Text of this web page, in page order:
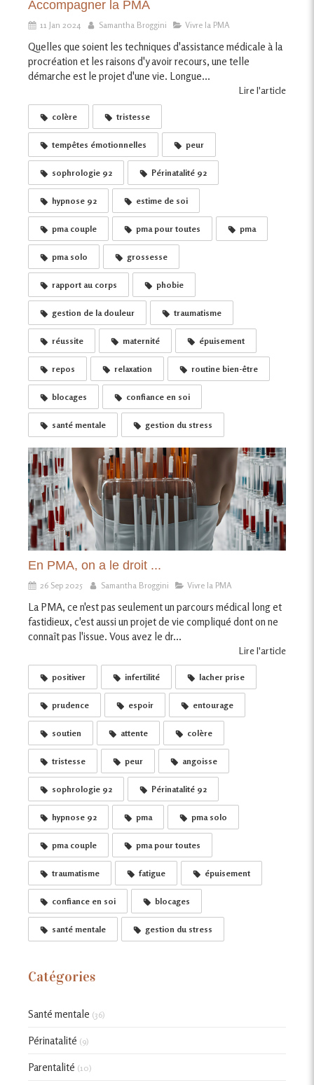
Accompagner la PMA
11 Jan 2024 Samantha Broggini Vivre la PMA
Quelles que soient les techniques d'assistance médicale à la
procréation et les raisons d'y avoir recours, une telle
démarche est le projet d'une vie. Longue...
Lire l'article
colère tristesse
tempêtes émotionnelles peur
sophrologie 92 Périnatalité 92
hypnose 92 estime de soi
pma couple pma pour toutes pma
pma solo grossesse
rapport au corps phobie
gestion de la douleur traumatisme
réussite maternité épuisement
repos relaxation routine bien-être
blocages confiance en soi
santé mentale gestion du stress
En PMA, on a le droit ...
26 Sep 2025 Samantha Broggini Vivre la PMA
La PMA, ce n'est pas seulement un parcours médical long et
fastidieux, c'est aussi un projet de vie compliqué dont on ne
connaît pas l'issue. Vous avez le dr...
Lire l'article
positiver infertilité lacher prise
prudence espoir entourage
soutien attente colère
tristesse peur angoisse
sophrologie 92 Périnatalité 92
hypnose 92 pma pma solo
pma couple pma pour toutes
traumatisme fatigue épuisement
confiance en soi blocages
santé mentale gestion du stress
Catégories
Santé mentale (36)
Périnatalité (9)
Parentalité (10)